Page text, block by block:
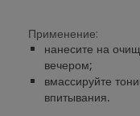
Применение:
нанесите на
вечером;
вмассируйте
впитывания.